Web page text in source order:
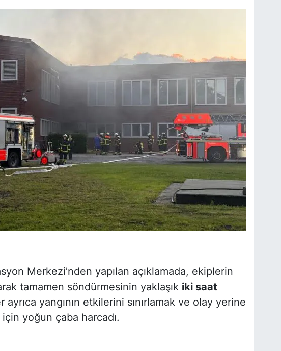
Merkezi’nden yapılan açıklamada, ekiplerin
tamamen söndürmesinin yaklaşık iki saat
yangının etkilerini sınırlamak ve olay yerine
yoğun çaba harcadı.